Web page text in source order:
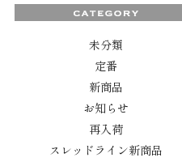
未分類
定番
新商品
お知らせ
再入荷
スレッドライン新商品